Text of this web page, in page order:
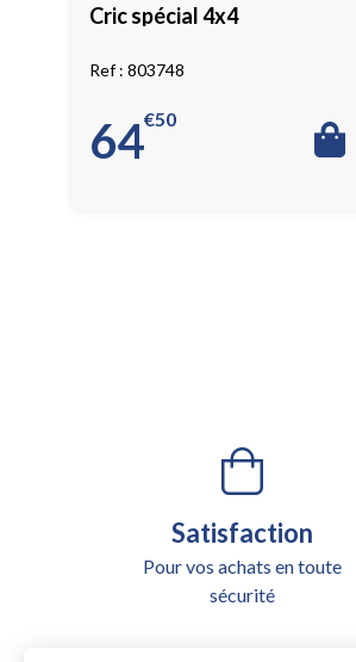
Cric spécial 4x4
803748
64 50
€
Satisfaction
Pour vos achats en toute
sécurité